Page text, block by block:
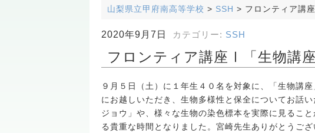
山梨県立甲府南高等学校 > SSH > フロンティア講
2020年9月7日 カテゴリー: SSH
フロンティア講座Ⅰ「生物講座
９月５日（土）に１年生４０名を対象に、「生物講
にお越しいただき、生物多様性と保全についてお話
ジョウ」や、様々な生物の染色標本を実際に見るこ
る貴重な時間となりました。宮崎先生ありがとうござ